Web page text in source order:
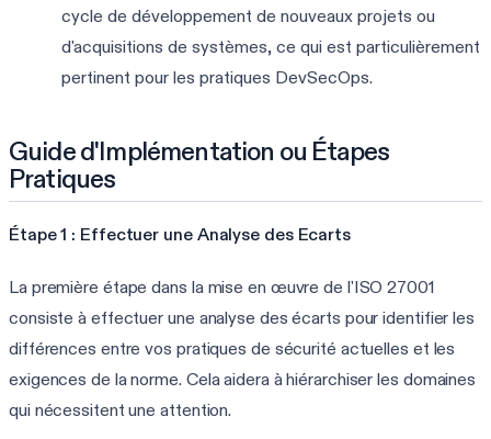
cycle de développement de nouveaux projets ou
d'acquisitions de systèmes, ce qui est particulièrement
pertinent pour les pratiques DevSecOps.
Guide d'Implémentation ou Étapes
Pratiques
Étape 1 : Effectuer une Analyse des Ecarts
La première étape dans la mise en œuvre de l'ISO 27001
consiste à effectuer une analyse des écarts pour identifier les
différences entre vos pratiques de sécurité actuelles et les
exigences de la norme. Cela aidera à hiérarchiser les domaines
qui nécessitent une attention.